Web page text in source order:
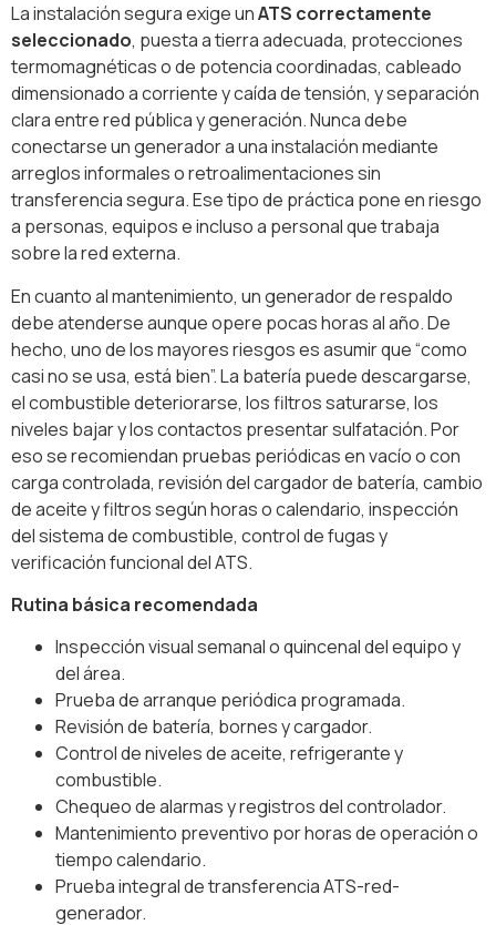
La instalación segura exige unATS correctamente
seleccionado, puesta a tierra adecuada, protecciones
termomagnéticas o de potencia coordinadas, cableado
dimensionado a corriente y caída de tensión, y separación
clara entre red pública y generación. Nunca debe
conectarse un generador a una instalación mediante
arreglos informales o retroalimentaciones sin
transferencia segura. Ese tipo de práctica pone en riesgo
a personas, equipos e incluso a personal que trabaja
sobre la red externa.
En cuanto al mantenimiento, un generador de respaldo
debe atenderse aunque opere pocas horas al año. De
hecho, uno de los mayores riesgos es asumir que “como
casi no se usa, está bien”. La batería puede descargarse,
el combustible deteriorarse, los filtros saturarse, los
niveles bajar y los contactos presentar sulfatación. Por
eso se recomiendan pruebas periódicas en vacío o con
carga controlada, revisión del cargador de batería, cambio
de aceite y filtros según horas o calendario, inspección
del sistema de combustible, control de fugas y
verificación funcional del ATS.
Rutina básica recomendada
Inspección visual semanal o quincenal del equipo y
del área.
Prueba de arranque periódica programada.
Revisión de batería, bornes y cargador.
Control de niveles de aceite, refrigerante y
combustible.
Chequeo de alarmas y registros del controlador.
Mantenimiento preventivo por horas de operación o
tiempo calendario.
Prueba integral de transferencia ATS-red-
generador.